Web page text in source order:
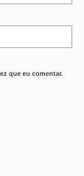
que eu comentar.